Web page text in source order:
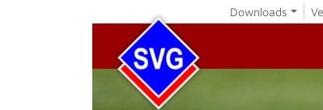
Downloads